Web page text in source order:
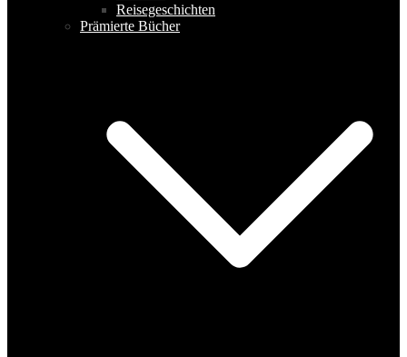
Reisegeschichten
Prämierte Bücher